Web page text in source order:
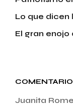
Lo que dicen
El gran
Juanita